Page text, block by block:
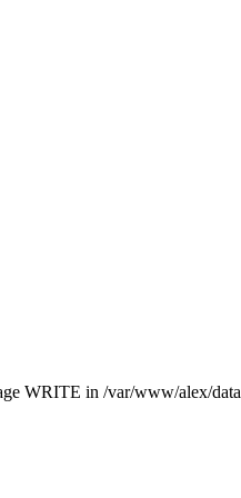
WRITE in /var/www/alex/